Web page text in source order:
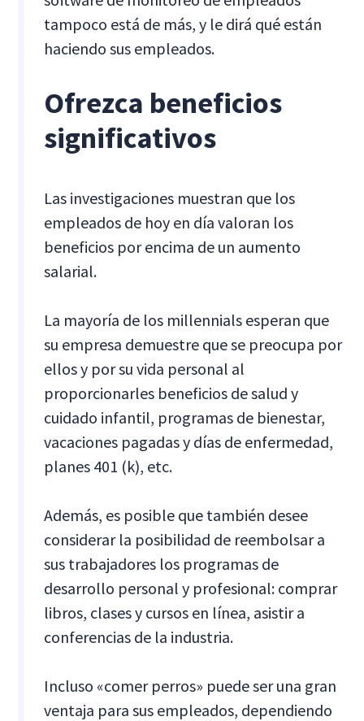
tampoco está de más, y le dirá qué están
haciendo sus empleados.
Ofrezca beneficios
significativos
Las investigaciones muestran que los
empleados de hoy en día valoran los
beneficios por encima de un aumento
salarial.
La mayoría de los millennials esperan que
su empresa demuestre que se preocupa por
ellos y por su vida personal al
proporcionarles beneficios de salud y
cuidado infantil, programas de bienestar,
vacaciones pagadas y días de enfermedad,
planes 401 (k), etc.
Además, es posible que también desee
considerar la posibilidad de reembolsar a
sus trabajadores los programas de
desarrollo personal y profesional: comprar
libros, clases y cursos en línea, asistir a
conferencias de la industria.
Incluso «comer perros» puede ser una gran
ventaja para sus empleados, dependiendo